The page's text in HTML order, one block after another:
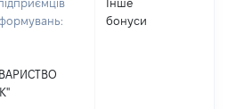
Інше
бонуси